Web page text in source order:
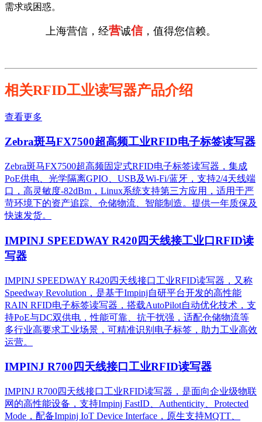
需求或困惑。
上海营信，经营诚信，值得您信赖。
相关RFID工业读写器产品介绍
查看更多
Zebra斑马FX7500超高频工业RFID电子标签读写器
Zebra斑马FX7500超高频固定式RFID电子标签读写器，集成
PoE供电、光学隔离GPIO、USB及Wi-Fi/蓝牙，支持2/4天线端
口，高灵敏度-82dBm，Linux系统支持第三方应用，适用于严
苛环境下的资产追踪、仓储物流、智能制造。提供一年质保及
快速发货。
IMPINJ SPEEDWAY R420四天线接工业口RFID读
写器
IMPINJ SPEEDWAY R420四天线接口工业RFID读写器，又称
Speedway Revolution，是基于Impinj自研平台开发的高性能
RAIN RFID电子标签读写器，搭载AutoPilot自动优化技术，支
持PoE与DC双供电，性能可靠、抗干扰强，适配仓储物流等
多行业高要求工业场景，可精准识别电子标签，助力工业高效
运营。​
IMPINJ R700四天线接口工业RFID读写器
IMPINJ R700四天线接口工业RFID读写器，是面向企业级物联
网的高性能设备，支持Impinj FastID、Authenticity、Protected
Mode，配备Impinj IoT Device Interface，原生支持MQTT、